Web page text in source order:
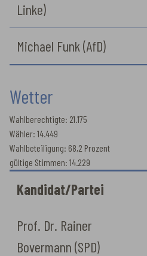
Linke)
Michael Funk (AfD)
Wetter
Wahlberechtigte: 21.175
Wähler: 14.449
Wahlbeteiligung: 68,2 Prozent
gültige Stimmen: 14.229
Kandidat/Partei
Prof. Dr. Rainer
Bovermann (SPD)